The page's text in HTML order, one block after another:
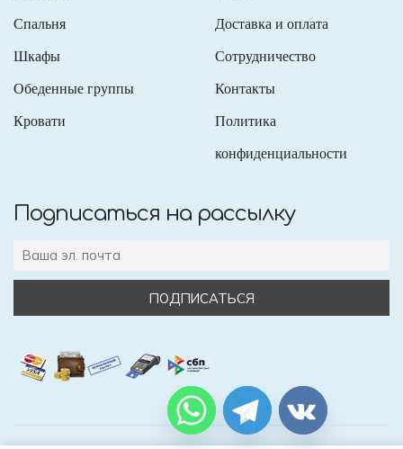
Спальня
Шкафы
Обеденные группы
Кровати
Доставка и оплата
Сотрудничество
Контакты
Политика
конфиденциальности
Подписаться на рассылку